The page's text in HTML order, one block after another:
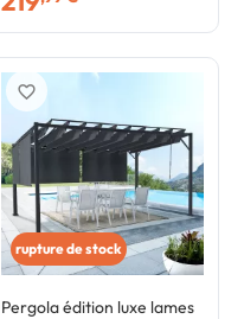
rupture de stock
Pergola édition luxe lames
favorite_border